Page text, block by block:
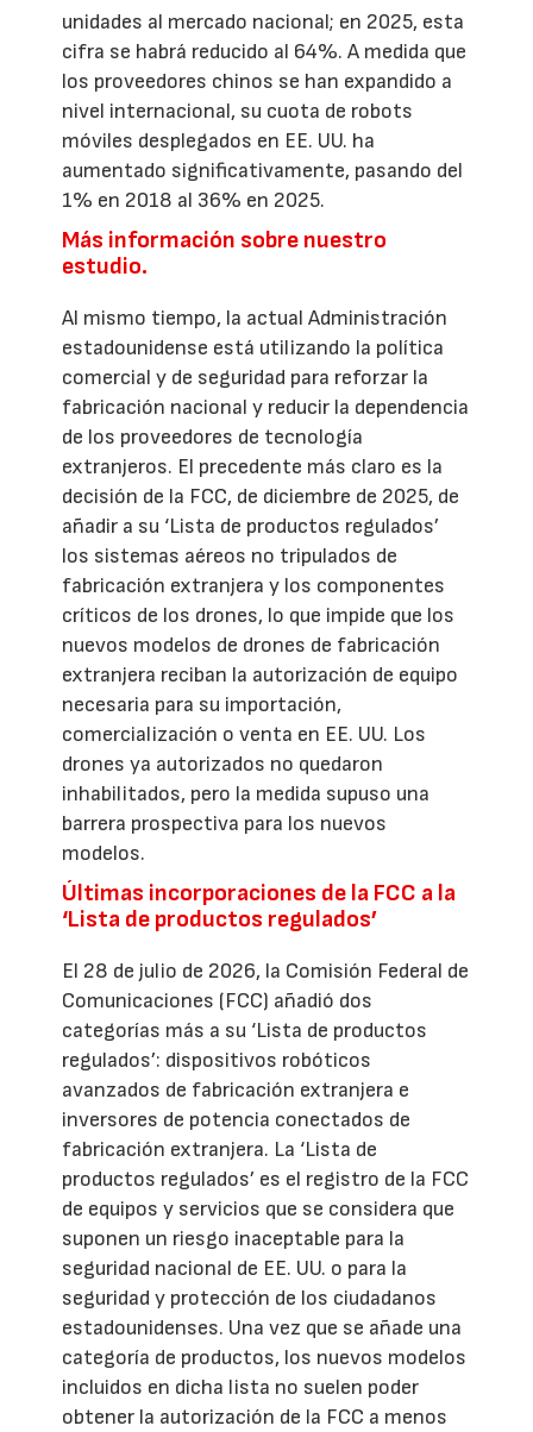
unidades al mercado nacional; en 2025, esta
cifra se habrá reducido al 64%. A medida que
los proveedores chinos se han expandido a
nivel internacional, su cuota de robots
móviles desplegados en EE. UU. ha
aumentado significativamente, pasando del
1% en 2018 al 36% en 2025.
Más información sobre nuestro
estudio.
Al mismo tiempo, la actual Administración
estadounidense está utilizando la política
comercial y de seguridad para reforzar la
fabricación nacional y reducir la dependencia
de los proveedores de tecnología
extranjeros. El precedente más claro es la
decisión de la FCC, de diciembre de 2025, de
añadir a su ‘Lista de productos regulados’
los sistemas aéreos no tripulados de
fabricación extranjera y los componentes
críticos de los drones, lo que impide que los
nuevos modelos de drones de fabricación
extranjera reciban la autorización de equipo
necesaria para su importación,
comercialización o venta en EE. UU. Los
drones ya autorizados no quedaron
inhabilitados, pero la medida supuso una
barrera prospectiva para los nuevos
modelos.
Últimas incorporaciones de la FCC a la
‘Lista de productos regulados’
El 28 de julio de 2026, la Comisión Federal de
Comunicaciones (FCC) añadió dos
categorías más a su ‘Lista de productos
regulados’: dispositivos robóticos
avanzados de fabricación extranjera e
inversores de potencia conectados de
fabricación extranjera. La ‘Lista de
productos regulados’ es el registro de la FCC
de equipos y servicios que se considera que
suponen un riesgo inaceptable para la
seguridad nacional de EE. UU. o para la
seguridad y protección de los ciudadanos
estadounidenses. Una vez que se añade una
categoría de productos, los nuevos modelos
incluidos en dicha lista no suelen poder
obtener la autorización de la FCC a menos